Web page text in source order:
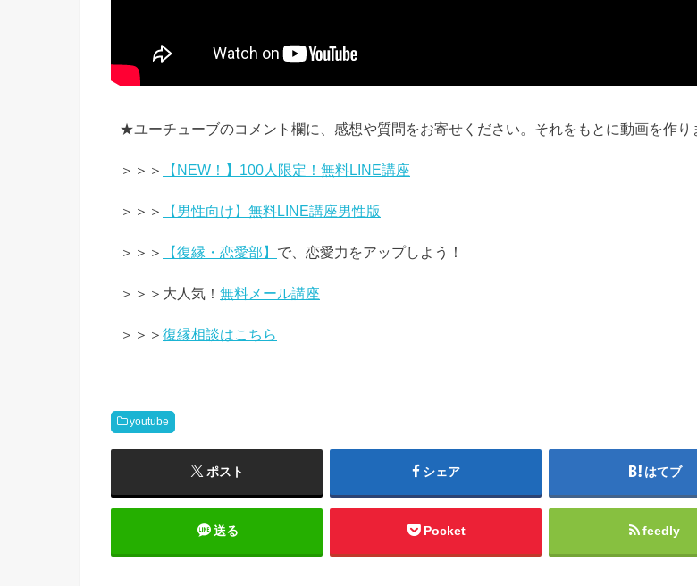
★ユーチューブのコメント欄に、感想や質問をお寄せください。それをもとに動画を作り
＞＞＞ 【NEW！】100人限定！無料LINE講座
＞＞＞ 【男性向け】無料LINE講座男性版
＞＞＞ 【復縁・恋愛部】 で、恋愛力をアップしよう！
＞＞＞大人気！ 無料メール講座
＞＞＞ 復縁相談はこちら
youtube
ポスト シェア はてブ
送る Pocket feedly